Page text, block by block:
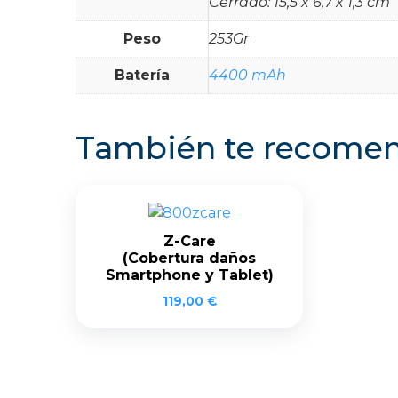
Peso 253Gr
Batería 4400 mAh
También te
Z-Care
(Cobertura daños
Smartphone y Tablet)
119,00 €